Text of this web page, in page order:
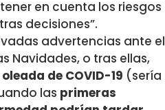
en cuenta los riesgos
decisiones”.
advertencias ante el
Navidades, o tras ellas,
de COVID-19 (sería
las primeras